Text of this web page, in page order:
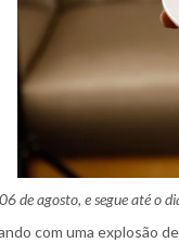
de agosto, e segue até o
com uma explosão